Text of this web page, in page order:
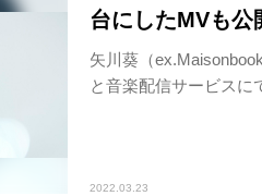
台にしたMVも公
矢川葵（
と音楽配信サービスに
2022.03.23